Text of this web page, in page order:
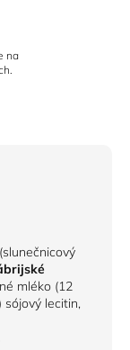
na
mléko (12
sójový lecitin,